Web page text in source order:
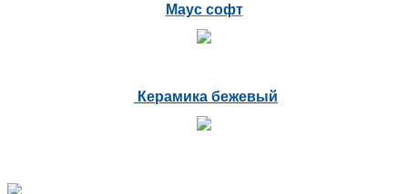
Маус софт
Керамика бежевый